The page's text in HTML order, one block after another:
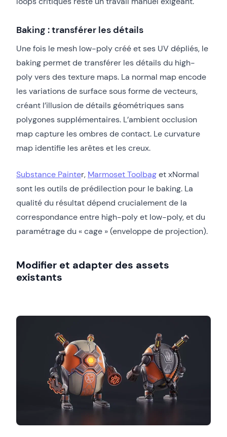
Baking : transférer les détails
Une fois le mesh low-poly créé et ses UV dépliés, le
baking permet de transférer les détails du high-
poly vers des texture maps. La normal map encode
les variations de surface sous forme de vecteurs,
créant l’illusion de détails géométriques sans
polygones supplémentaires. L’ambient occlusion
map capture les ombres de contact. Le curvature
map identifie les arêtes et les creux.
Substance Painter, Marmoset Toolbaget xNormal
sont les outils de prédilection pour le baking. La
qualité du résultat dépend crucialement de la
correspondance entre high-poly et low-poly, et du
paramétrage du « cage » (enveloppe de projection).
Modifier et adapter des assets
existants